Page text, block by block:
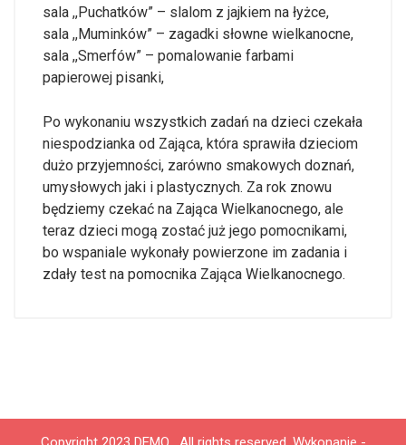
sala ,,Puchatków” – slalom z jajkiem na łyżce,
sala ,,Muminków” – zagadki słowne wielkanocne,
sala ,,Smerfów” – pomalowanie farbami
papierowej pisanki,
Po wykonaniu wszystkich zadań na dzieci czekała
niespodzianka od Zająca, która sprawiła dzieciom
dużo przyjemności, zarówno smakowych doznań,
umysłowych jaki i plastycznych. Za rok znowu
będziemy czekać na Zająca Wielkanocnego, ale
teraz dzieci mogą zostać już jego pomocnikami,
bo wspaniale wykonały powierzone im zadania i
zdały test na pomocnika Zająca Wielkanocnego.